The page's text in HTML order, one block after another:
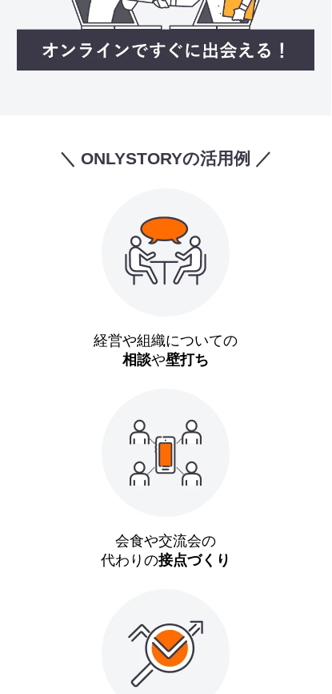
＼ ONLYSTORYの活用例 ／
経営や組織についての
相談や壁打ち
会食や交流会の
代わりの接点づくり